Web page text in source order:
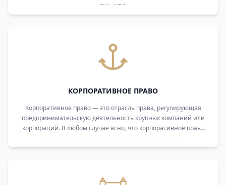
лиц и т.д.
КОРПОРАТИВНОЕ ПРАВО
Корпоративное право — это отрасль права, регулирующая
предпринимательскую деятельность крупных компаний или
корпораций. В любом случае ясно, что корпоративное право
появляется после предпринимательского права.